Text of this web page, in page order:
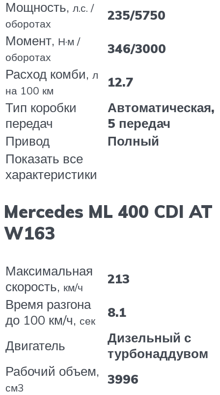
Мощность, л.с. /
оборотах
235/5750
Момент, Н·м /
оборотах
346/3000
Расход комби, л
на 100 км
12.7
Тип коробки
передач
Автоматическая,
5 передач
Привод
Полный
Показать все
характеристики
Mercedes ML 400 CDI AT
W163
Максимальная
скорость, км/ч
213
Время разгона
до 100 км/ч, сек
8.1
Двигатель
Дизельный с
турбонаддувом
Рабочий объем,
см3
3996